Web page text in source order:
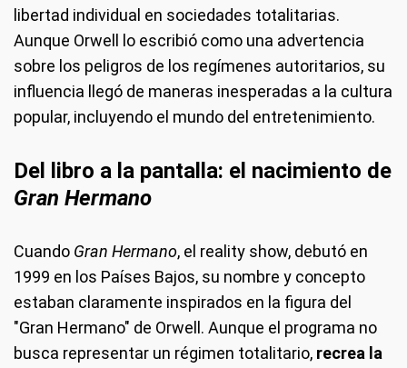
libertad individual en sociedades totalitarias.
Aunque Orwell lo escribió como una advertencia
sobre los peligros de los regímenes autoritarios, su
influencia llegó de maneras inesperadas a la cultura
popular, incluyendo el mundo del entretenimiento.
Del libro a la pantalla: el nacimiento de
Gran Hermano
Cuando Gran Hermano, el reality show, debutó en
1999 en los Países Bajos, su nombre y concepto
estaban claramente inspirados en la figura del
"Gran Hermano" de Orwell. Aunque el programa no
busca representar un régimen totalitario, recrea la